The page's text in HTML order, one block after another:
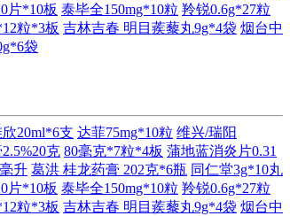
片*10板 泰毕全150mg*10粒 羚锐0.6g*27粒
粒*3板 吉林吉春 明目蒺藜丸9g*4袋 烟台中
袋
20ml*6支 达菲75mg*10粒 维兴/瑞阳
克 80毫克*7粒*4板 蒲地蓝消炎片0.31
升 葛洪 桂龙药膏 202克*6瓶 同仁堂3g*10丸
片*10板 泰毕全150mg*10粒 羚锐0.6g*27粒
粒*3板 吉林吉春 明目蒺藜丸9g*4袋 烟台中